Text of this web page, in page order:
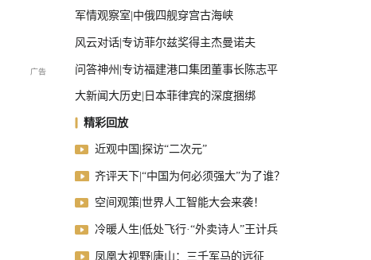
军情观察室|中俄四舰穿宫古海峡
风云对话|专访菲尔兹奖得主杰曼诺夫
问答神州|专访福建港口集团董事长陈志平
大新闻大历史|日本菲律宾的深度捆绑
精彩回放
近观中国|探访“二次元”
齐评天下|“中国为何必须强大”为了谁？
空间观策|世界人工智能大会来袭！
冷暖人生|低处飞行·“外卖诗人”王计兵
凤凰大视野|唐山：三千军马的远征